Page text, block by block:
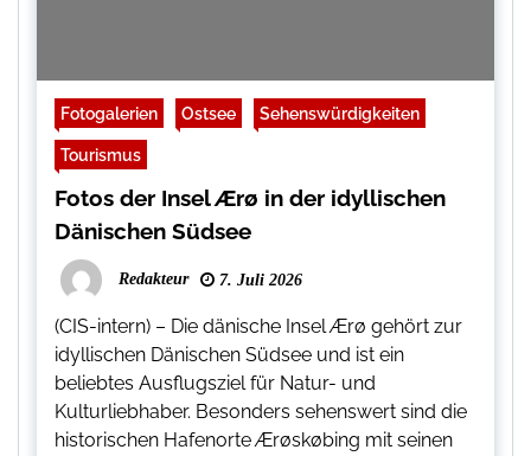
Fotogalerien Ostsee Sehenswürdigkeiten
Tourismus
Fotos der Insel Ærø in der idyllischen
Dänischen Südsee
Redakteur 7. Juli 2026
(CIS-intern) – Die dänische Insel Ærø gehört zur
idyllischen Dänischen Südsee und ist ein
beliebtes Ausflugsziel für Natur- und
Kulturliebhaber. Besonders sehenswert sind die
historischen Hafenorte Ærøskøbing mit seinen